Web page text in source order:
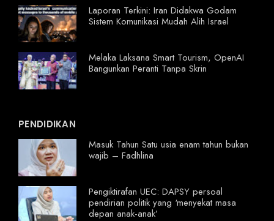
Laporan Terkini: Iran Didakwa Godam
Sistem Komunikasi Mudah Alih Israel
Melaka Laksana Smart Tourism, OpenAI
Bangunkan Peranti Tanpa Skrin
PENDIDIKAN
Masuk Tahun Satu usia enam tahun bukan
wajib – Fadhlina
Pengiktirafan UEC: DAPSY persoal
pendirian politik yang ‘menyekat masa
depan anak-anak’